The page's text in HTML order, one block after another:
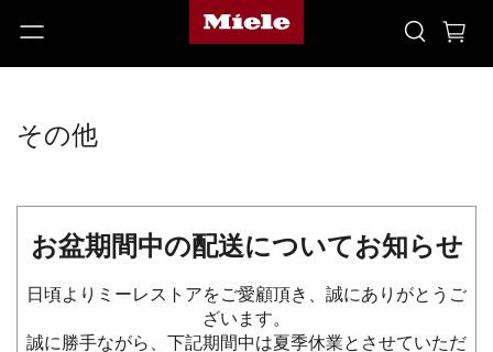
その他
お盆期間中の配送についてお知らせ
日頃よりミーレストアをご愛顧頂き、誠にありがとうご
ざいます。
誠に勝手ながら、下記期間中は夏季休業とさせていただ